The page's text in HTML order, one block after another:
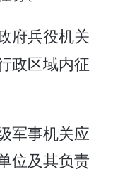
府兵役机关
政区域内征
军事机关应
位及其负责